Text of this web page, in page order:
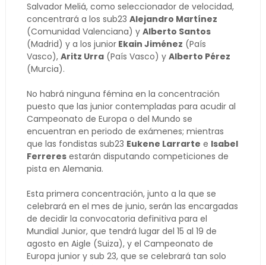
Salvador Meliá, como seleccionador de velocidad,
concentrará a los sub23 Alejandro Martínez
(Comunidad Valenciana) y Alberto Santos
(Madrid) y a los juniorEkain Jiménez (País
Vasco), Aritz Urra(País Vasco) y Alberto Pérez
(Murcia).
No habrá ninguna fémina en la concentración
puesto que las junior contempladas para acudir al
Campeonato de Europa o del Mundo se
encuentran en periodo de exámenes; mientras
que las fondistas sub23 Eukene Larrarte e Isabel
Ferreresestarán disputando competiciones de
pista en Alemania.
Esta primera concentración, junto a la que se
celebrará en el mes de junio, serán las encargadas
de decidir la convocatoria definitiva para el
Mundial Junior, que tendrá lugar del 15 al 19 de
agosto en Aigle (Suiza), y el Campeonato de
Europa junior y sub 23, que se celebrará tan solo